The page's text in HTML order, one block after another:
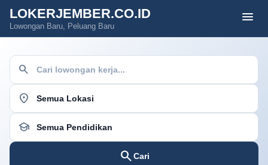
LOKERJEMBER.CO.ID
Lowongan Baru, Peluang Baru
menu
search
location_on
school
searchCari